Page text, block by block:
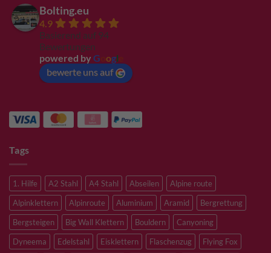
Bolting.eu
4.9
Basierend auf 94
Bewertungen
powered by G ogl
bewerte uns auf
Tags
1. Hilfe A2 Stahl A4 Stahl Abseilen
Alpine route
Alpinklettern
Alpinroute Aluminium Aramid
Bergrettung
Bergsteigen
Big Wall Klettern Bouldern
Canyoning
Dyneema
Edelstahl Eisklettern Flaschenzug
Flying Fox